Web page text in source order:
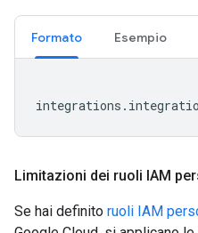
Formato Esempio
Limitazioni dei ruoli IAM
Se hai definito ruoli IAM